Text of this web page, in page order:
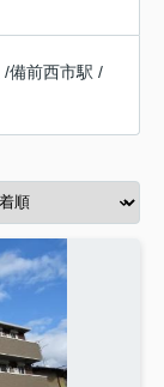
/備前西市駅 /